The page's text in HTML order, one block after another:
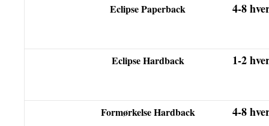
Eclipse Paperback 4-8
Eclipse Hardback 1-2
Formørkelse Hardback 4-8